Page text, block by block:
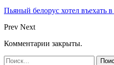
Пьяный белорус хотел въехать
Prev Next
Комментарии закрыты.